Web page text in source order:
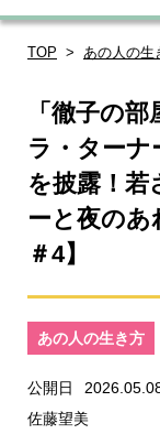
TOP あの人の生
「徹子の
ラ・ターナ
を披露！若
ーと夜のあ
＃4】
あの人の生き方
公開日
佐藤望美